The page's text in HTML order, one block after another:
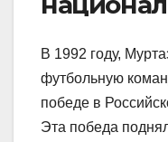
В 1992 году,
футбольную
победе в
Эта победа